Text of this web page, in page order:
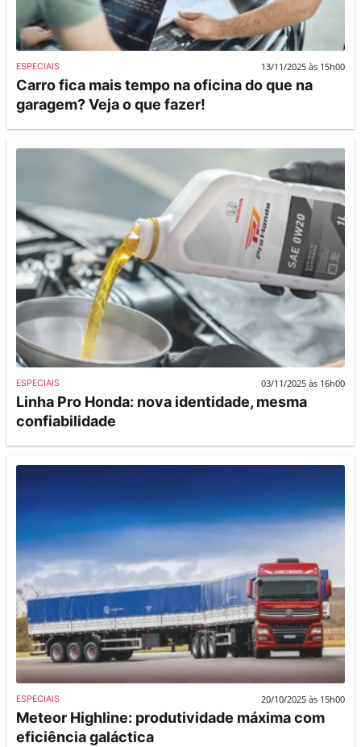
ESPECIAIS 13/11/2025 às 15h00
Carro fica mais tempo na oficina do que na
garagem? Veja o que fazer!
ESPECIAIS 03/11/2025 às 16h00
Linha Pro Honda: nova identidade, mesma
confiabilidade
ESPECIAIS 20/10/2025 às 15h00
Meteor Highline: produtividade máxima com
eficiência galáctica